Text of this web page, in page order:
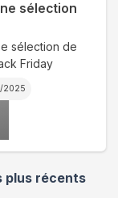
sélection
sélection de
Friday
2025
plus récents